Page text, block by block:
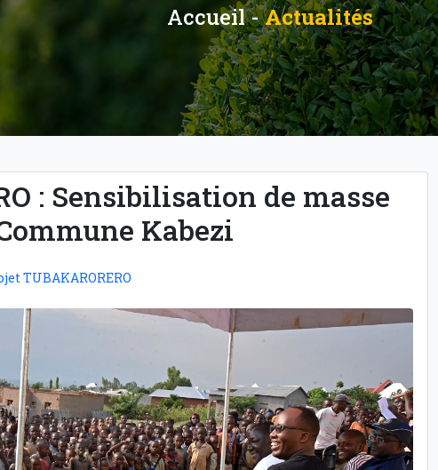
Accueil -Actualités
: Sensibilisation de masse
Kabezi
TUBAKARORERO